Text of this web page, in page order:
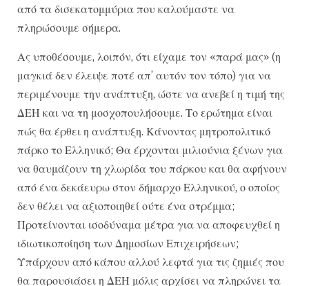
από τα δισεκατομμύρια που καλούμαστε να
πληρώσουμε σήμερα.
Ας υποθέσουμε, λοιπόν, ότι είχαμε τον «παρά μας» (η
μαγκιά δεν έλειψε ποτέ απ’ αυτόν τον τόπο) για να
περιμένουμε την ανάπτυξη, ώστε να ανεβεί η τιμή της
ΔΕΗ και να τη μοσχοπουλήσουμε. Το ερώτημα είναι
πώς θα έρθει η ανάπτυξη. Κάνοντας μητροπολιτικό
πάρκο το Ελληνικό; Θα έρχονται μιλιούνια ξένων για
να θαυμάζουν τη χλωρίδα του πάρκου και θα αφήνουν
από ένα δεκάευρω στον δήμαρχο Ελληνικού, ο οποίος
δεν θέλει να αξιοποιηθεί ούτε ένα στρέμμα;
Προτείνονται ισοδύναμα μέτρα για να αποφευχθεί η
ιδιωτικοποίηση των Δημοσίων Επιχειρήσεων;
Υπάρχουν από κάπου αλλού λεφτά για τις ζημιές που
θα παρουσιάσει η ΔΕΗ μόλις αρχίσει να πληρώνει τα